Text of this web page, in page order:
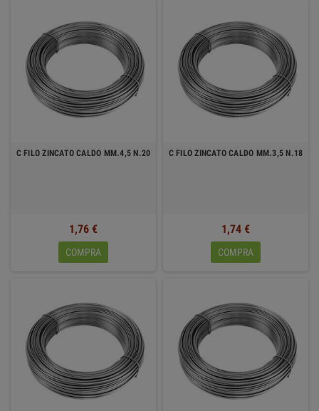
C FILO ZINCATO CALDO MM.4,5 N.20
1,76 €
COMPRA
C FILO ZINCATO CALDO MM.3,5 N.18
1,74 €
COMPRA